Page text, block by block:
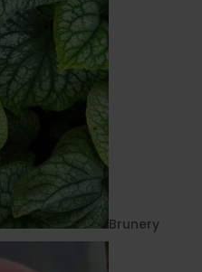
Brunery